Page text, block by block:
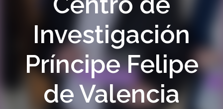
Investigación
Príncipe Felipe
de Valencia